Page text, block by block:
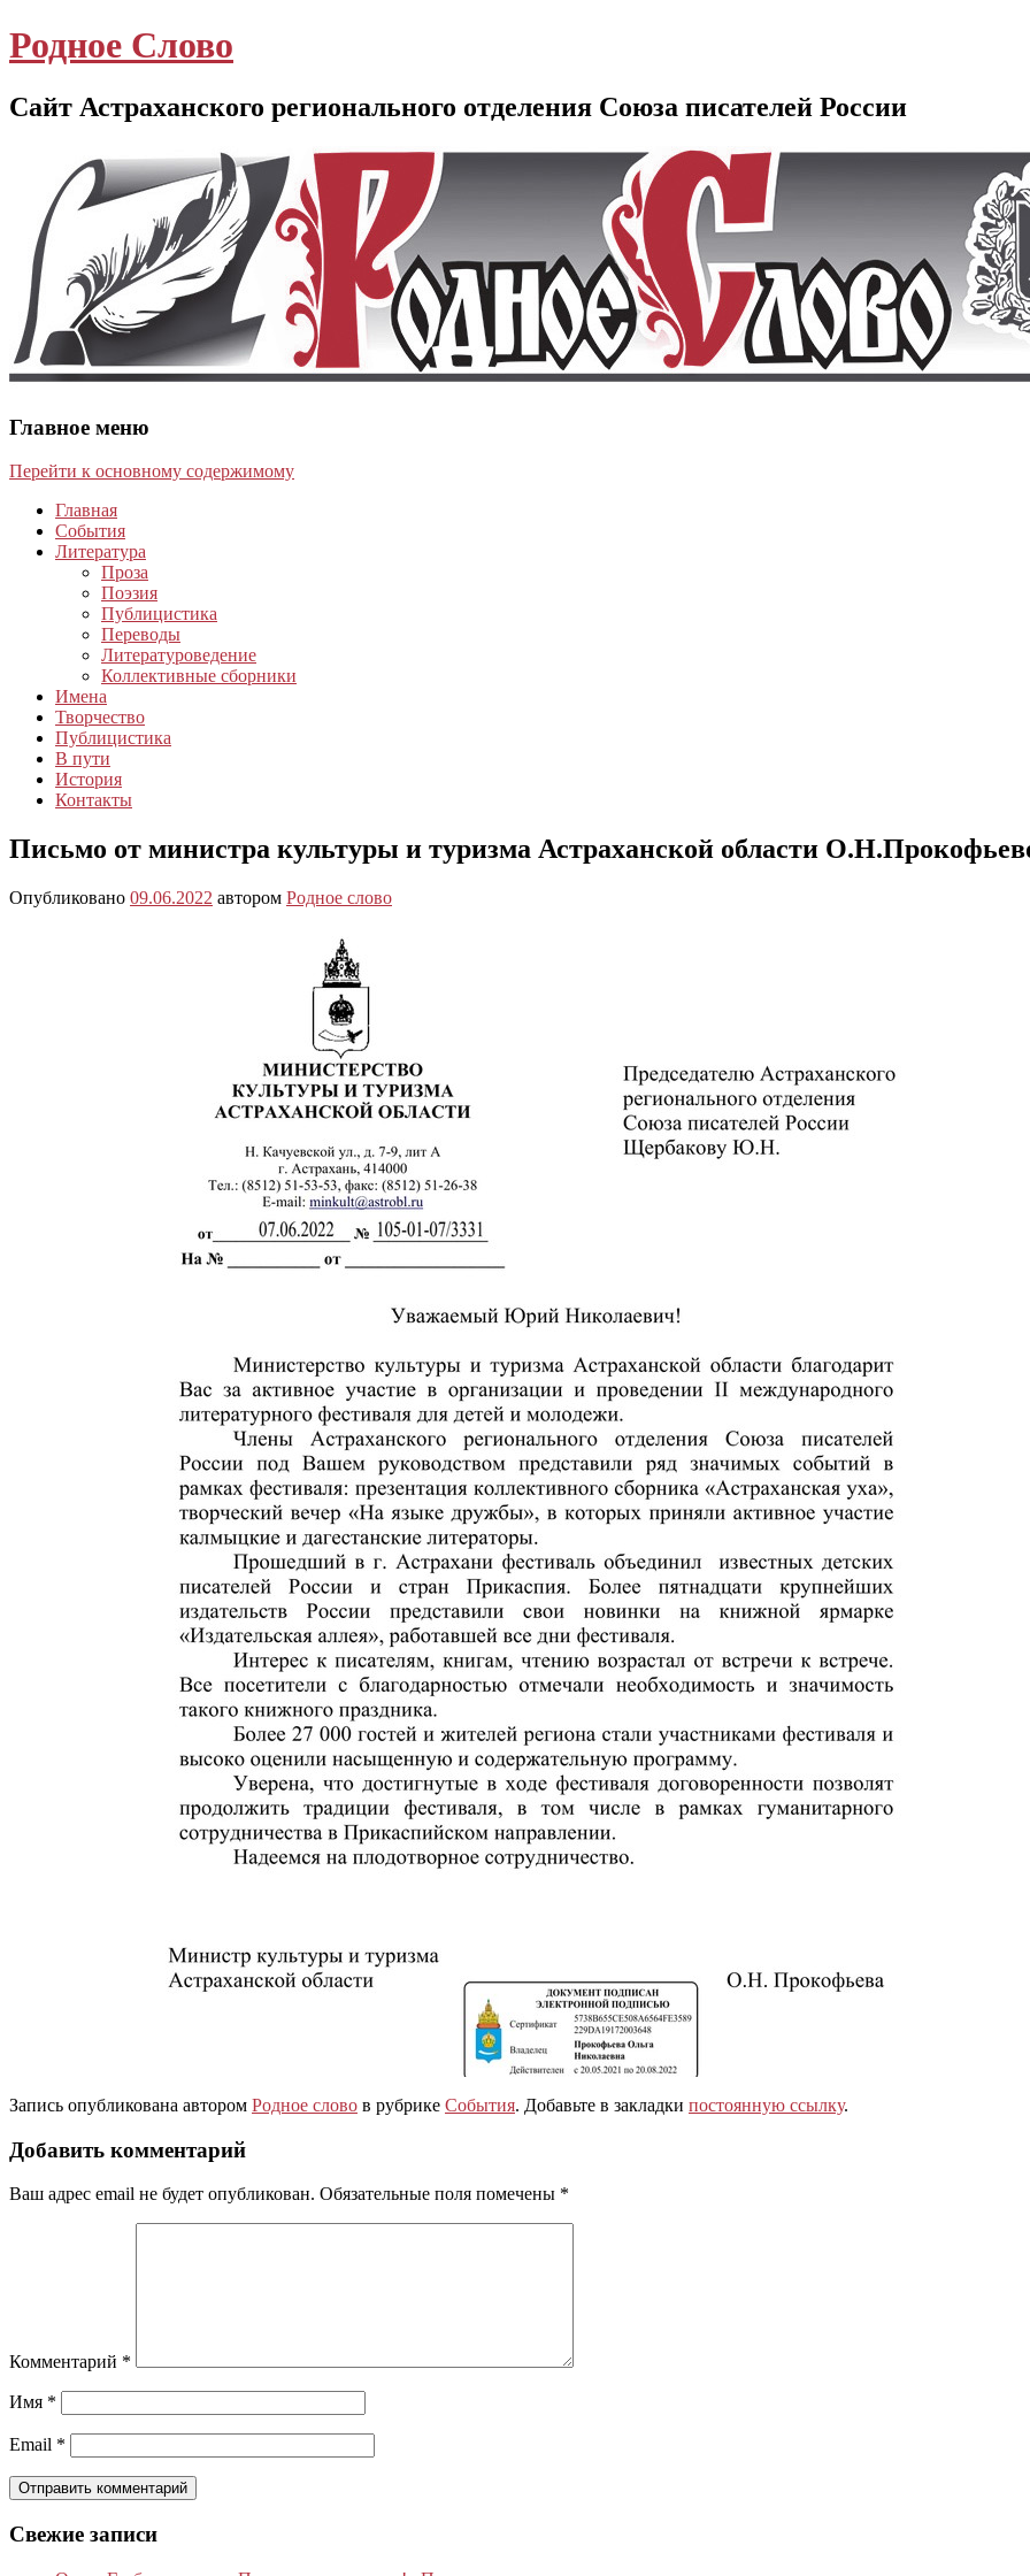
Родное Слово
Сайт Астраханского регионального отделения Союза писателей России
Главное меню
Перейти к основному содержимому
Главная
События
Литература
Проза
Поэзия
Публицистика
Переводы
Литературоведение
Коллективные сборники
Имена
Творчество
Публицистика
В пути
История
Контакты
Письмо от министра культуры и туризма Астраханской области
Опубликовано 09.06.2022 автором Родное слово
Запись опубликована автором Родное слово в рубрике События. Добавьте в закладки постоянную ссылку.
Добавить комментарий
Ваш адрес email не будет опубликован. Обязательные поля помечены *
Комментарий *
Имя *
Email *
Свежие записи